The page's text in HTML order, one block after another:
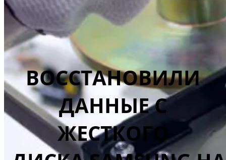
ВОССТАНОВИЛИ
ДАННЫЕ С
ЖЕСТКОГО